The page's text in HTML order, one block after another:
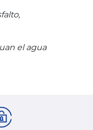
el agua